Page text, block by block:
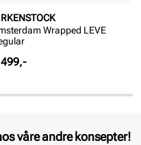
Wrapped LEVE
våre andre konsepter!